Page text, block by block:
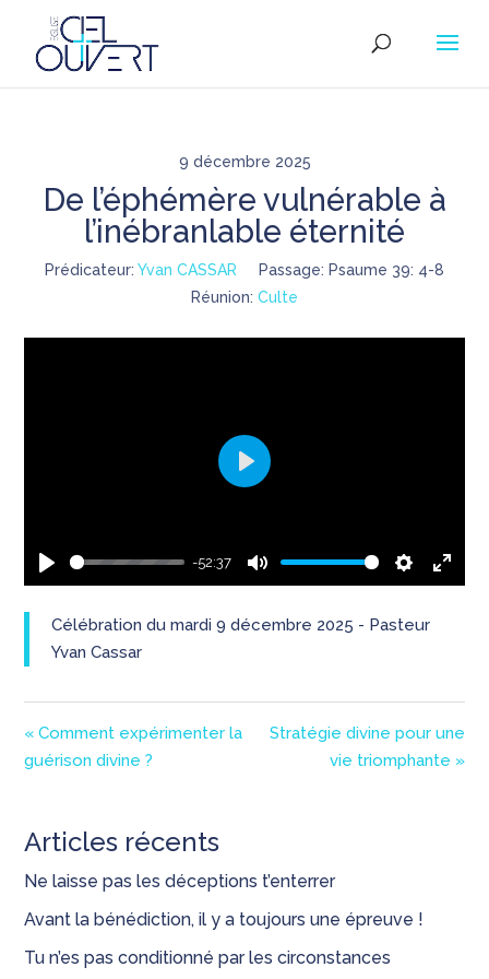
9 décembre 2025
De l’éphémère vulnérable à
l’inébranlable éternité
Prédicateur: Yvan CASSAR Passage: Psaume 39: 4-8
Réunion: Culte
Play
-52:37
Mute Settings
Enter
Play
Célébration du mardi 9 décembre 2025 - Pasteur
Yvan Cassar
« Comment expérimenter la
guérison divine ?
Stratégie divine pour une
vie triomphante »
Articles récents
Ne laisse pas les déceptions t’enterrer
Avant la bénédiction, il y a toujours une épreuve !
Tu n’es pas conditionné par les circonstances